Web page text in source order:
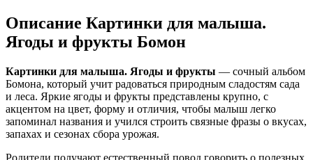
Описание Картинки для малыша.
Ягоды и фрукты Бомон
Картинки для малыша. Ягоды и фрукты — сочный альбом
Бомона, который учит радоваться природным сладостям сада
и леса. Яркие ягоды и фрукты представлены крупно, с
акцентом на цвет, форму и отличия, чтобы малыш легко
запоминал названия и учился строить связные фразы о вкусах,
запахах и сезонах сбора урожая.
Родители получают естественный повод говорить о полезных